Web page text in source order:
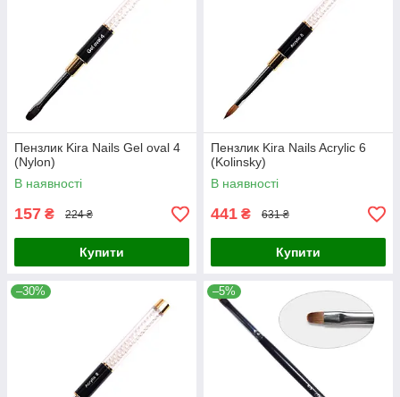
Пензлик Kira Nails Gel oval 4
(Nylon)
В наявності
157 ₴ 224 ₴
Купити
Пензлик Kira Nails Acrylic 6
(Kolinsky)
В наявності
441 ₴ 631 ₴
Купити
–30% –5%